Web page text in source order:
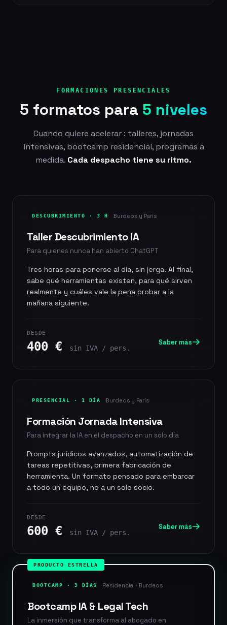
FORMACIONES PRESENCIALES
5 formatos para 5 niveles
Cuando quiere acelerar : talleres, jornadas
intensivas, bootcamp residencial, programas a
medida. Cada despacho tiene su ritmo.
DESCUBRIMIENTO · 3 H Burdeos y París
Taller Descubrimiento IA
Para quienes nunca han abierto ChatGPT
Tres horas para ponerse al día, sin jerga. Al final,
sabe qué herramientas existen, para qué sirven
realmente y cuáles vale la pena probar a la
mañana siguiente.
DESDE
400 € sin IVA / pers.
Saber más
PRESENCIAL · 1 DÍA Burdeos y París
Formación Jornada Intensiva
Para integrar la IA en el despacho en un solo día
Prompts jurídicos avanzados, automatización de
tareas repetitivas, primera fabricación de
herramienta. Un formato pensado para embarcar
a todo un equipo, no a un solo socio.
DESDE
600 € sin IVA / pers.
Saber más
PRODUCTO ESTRELLA
BOOTCAMP · 3 DÍAS Residencial · Burdeos
Bootcamp IA & Legal Tech
La inmersión que transforma al abogado en